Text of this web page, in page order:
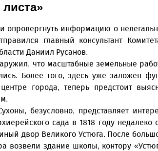
опровергнуть информацию о
главный консультант
Даниил Русанов.
что масштабные земельные
Более того, здесь уже заложен
города, теперь предстоит
безусловно, представляет
сада в 1818 году
двор Великого Устюга. После
возвели здание школы, контору